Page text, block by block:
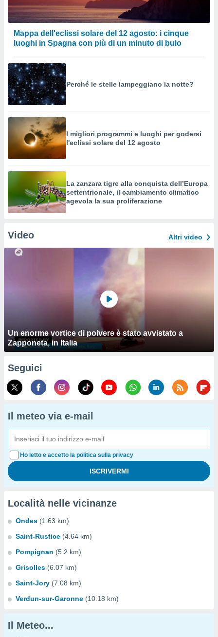
Mappa dell'eclissi solare del 12 agosto: i cinque
luoghi in Spagna con più di un minuto di buio
Perché le stelle lampeggiano la notte?
I migliori programmi e luoghi per godersi
l'eclissi solare del 12 agosto
La zanzara tigre alla conquista dell’Europa
settentrionale, il cambiamento climatico
agevola la sua proliferazione
Video Altri video
Un enorme vortice di polvere è stato avvistato a
Zapponeta, in Italia
Seguici
Il meteo via e-mail
Ho letto e accetto la politica sulla privacy
Località nelle vicinanze
Ondes (1.63 km)
Saint-Rustice (4.64 km)
Pompignan (5.2 km)
Grisolles (6.07 km)
Saint-Jory (7.08 km)
Verdun-sur-Garonne (10.18 km)
Il Meteo...